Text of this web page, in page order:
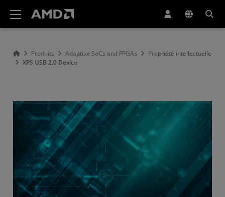
Produits Adaptive SoCs and FPGAs
Propriété intellectuelle
XPS USB 2.0 Device